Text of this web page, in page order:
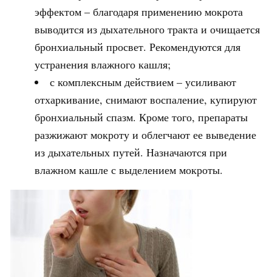
эффектом – благодаря применению мокрота
выводится из дыхательного тракта и очищается
бронхиальный просвет. Рекомендуются для
устранения влажного кашля;
с комплексным действием – усиливают
отхаркивание, снимают воспаление, купируют
бронхиальный спазм. Кроме того, препараты
разжижают мокроту и облегчают ее выведение
из дыхательных путей. Назначаются при
влажном кашле с выделением мокроты.